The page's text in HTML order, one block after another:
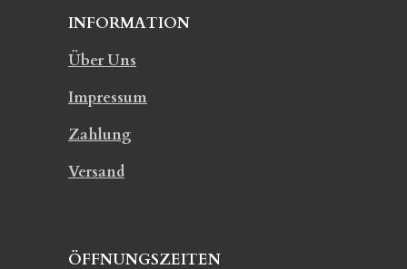
INFORMATION
Über Uns
Impressum
Zahlung
Versand
ÖFFNUNGSZEITEN